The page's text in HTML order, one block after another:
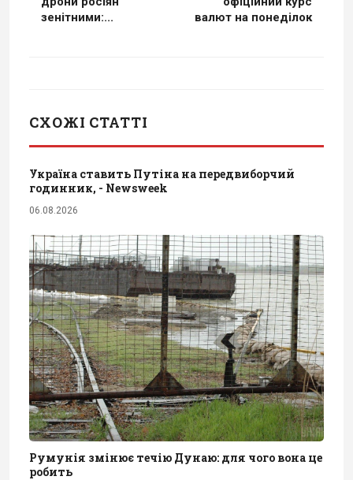
зенітними:...
валют на понеділок
СХОЖІ СТАТТІ
Україна ставить Путіна на передвиборчий
годинник, - Newsweek
06.08.2026
Румунія змінює течію Дунаю: для чого вона це
робить